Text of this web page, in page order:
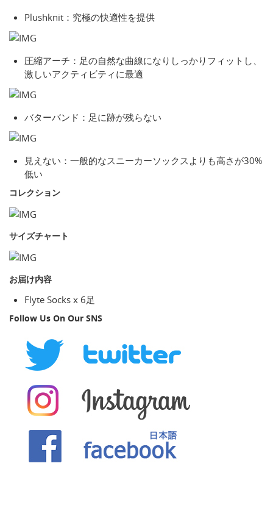
Plushknit：究極の快適性を提供
圧縮アーチ：足の自然な曲線になりしっかりフィットし、
激しいアクティビティに最適
バターバンド：足に跡が残らない
見えない：一般的なスニーカーソックスよりも高さが30%
低い
コレクション
サイズチャート
お届け内容
Flyte Socks x 6足
Follow Us On Our SNS